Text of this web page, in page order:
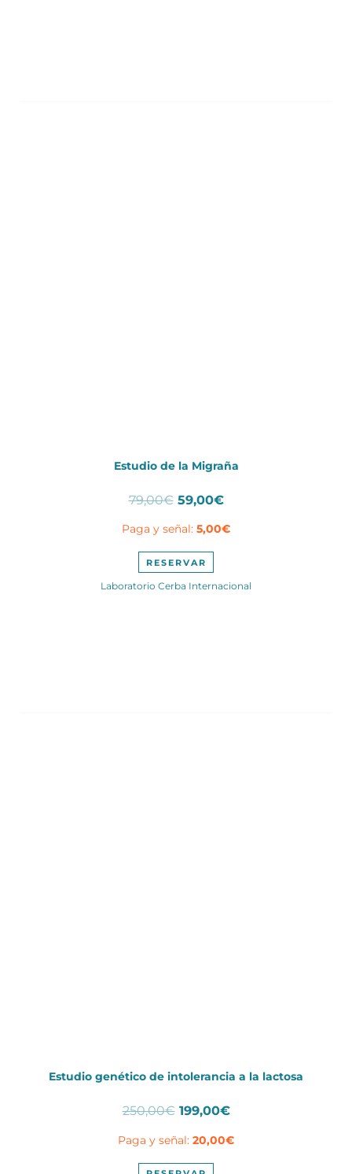
Estudio de la Migraña
79,00€ El
original
era:
79,00€.
59,00€El
actual
Paga y señal: 5,00€
RESERVAR
Laboratorio Cerba Internacional
Estudio genético de intolerancia a la lactosa
250,00€ El
original
era:
199,00€El
actual
Paga y señal: 20,00€